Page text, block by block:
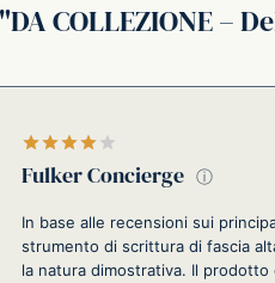
DA COLLEZIONE –
Fulker Concierge ⓘ
In base alle recensioni sui
strumento di scrittura di fascia
la natura dimostrativa. Il